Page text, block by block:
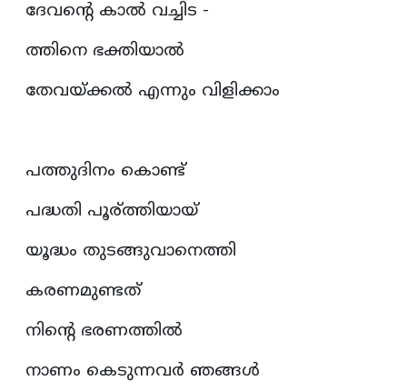
ദേവന്റെ കാൽ വച്ചിട -
ത്തിനെ ഭക്തിയാൽ
തേവയ്ക്കൽ എന്നും വിളിക്കാം
പത്തുദിനം കൊണ്ട്
പദ്ധതി പൂര്ത്തിയായ്‌
യൂദ്ധം തുടങ്ങുവാനെത്തി
കരണമുണ്ടത്
നിന്റെ ഭരണത്തിൽ
നാണം കെടുന്നവർ ഞങ്ങൾ